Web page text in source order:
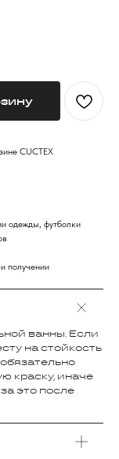
CUCTEX
одежды, футболки
получении
ванны. Если
на стойкость
краску, иначе
это после